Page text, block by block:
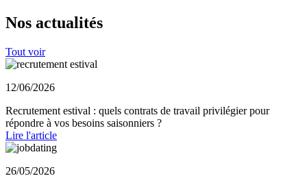
Nos actualités
Tout voir
12/06/2026
Recrutement estival : quels contrats de travail privilégier pour
répondre à vos besoins saisonniers ?
Lire l'article
26/05/2026